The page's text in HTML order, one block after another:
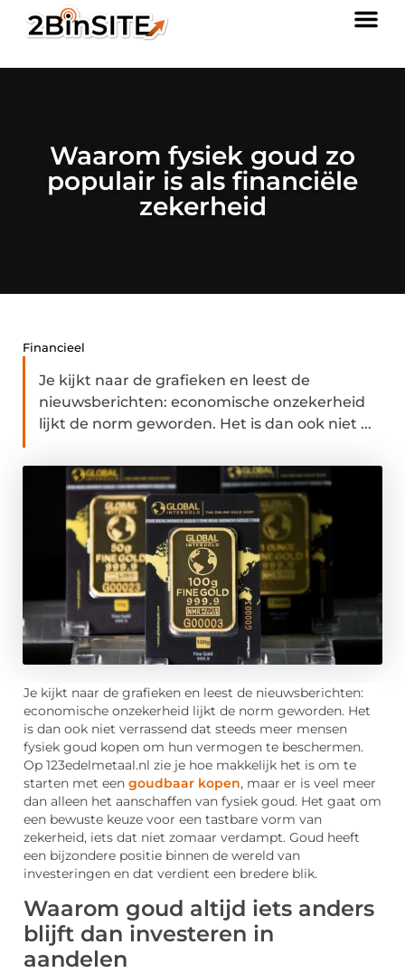
Waarom fysiek goud zo
populair is als financiële
zekerheid
Financieel
Je kijkt naar de grafieken en leest de
nieuwsberichten: economische onzekerheid
lijkt de norm geworden. Het is dan ook niet ...
Je kijkt naar de grafieken en leest de nieuwsberichten:
economische onzekerheid lijkt de norm geworden. Het
is dan ook niet verrassend dat steeds meer mensen
fysiek goud kopen om hun vermogen te beschermen.
Op 123edelmetaal.nl zie je hoe makkelijk het is om te
starten met een goudbaar kopen, maar er is veel meer
dan alleen het aanschaffen van fysiek goud. Het gaat om
een bewuste keuze voor een tastbare vorm van
zekerheid, iets dat niet zomaar verdampt. Goud heeft
een bijzondere positie binnen de wereld van
investeringen en dat verdient een bredere blik.
Waarom goud altijd iets anders
blijft dan investeren in
aandelen